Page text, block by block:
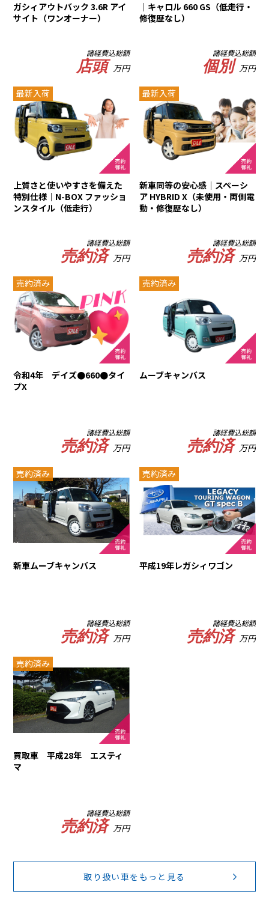
ガシィアウトバック 3.6R アイ
サイト（ワンオーナー）
諸経費込総額
店頭 万円
｜キャロル 660 GS（低走行・
修復歴なし）
諸経費込総額
個別 万円
最新入荷
上質さと使いやすさを備えた
特別仕様｜N-BOX ファッショ
ンスタイル（低走行）
諸経費込総額
売約済 万円
最新入荷
新車同等の安心感｜スペーシ
ア HYBRID X（未使用・両側電
動・修復歴なし）
諸経費込総額
売約済 万円
売約済み
令和4年 デイズ●660●タイ
プX
諸経費込総額
売約済 万円
売約済み
ムーブキャンバス
諸経費込総額
売約済 万円
売約済み
新車ムーブキャンバス
諸経費込総額
売約済 万円
売約済み
平成19年レガシィワゴン
諸経費込総額
売約済 万円
売約済み
買取車 平成28年 エスティ
マ
諸経費込総額
売約済 万円
取り扱い車をもっと見る